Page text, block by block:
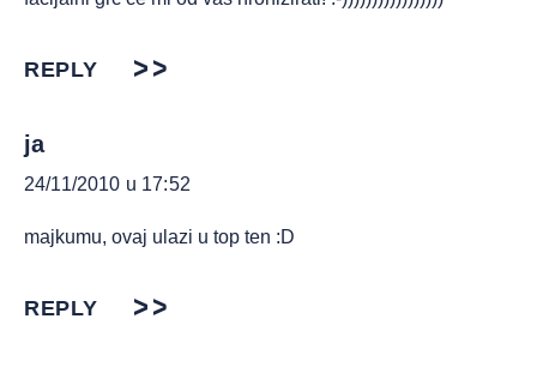
REPLY
ja
24/11/2010 u 17:52
majkumu, ovaj ulazi u top ten :D
REPLY